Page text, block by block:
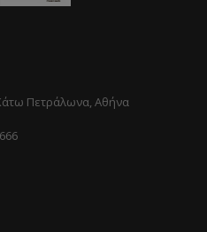
Πετράλωνα, Αθήνα